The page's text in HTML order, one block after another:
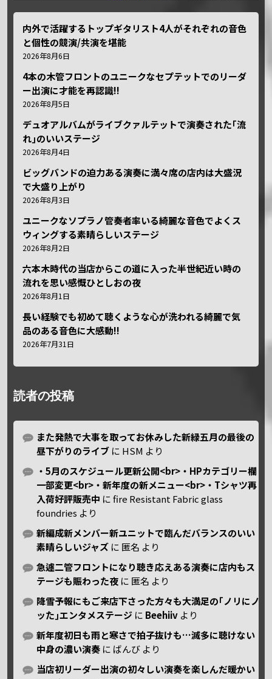
内外で活躍するトップギタリスト4人がそれぞれの音色
と個性の競演/共演を堪能
2026年8月6日
4本の木管フロントのユニークなセプテットでのリーダ
ー出演に才能を再認識!!
2026年8月5日
デュオアルバムがライブクァルテットで演奏された｢流
れ｣のいいステージ
2026年8月4日
ビッグバンドの迫力ある演奏に満々席の店内は大盛況
で大盛り上がり
2026年8月3日
ユニークなソプラノ管奏者率いる綺麗な音色でよくス
ウィングする素晴らしいステージ
2026年8月2日
六本木時代の当店からこの道に入った半世紀近い時の
流れを思い感慨ひとしおの夜
2026年8月1日
長い経験でも初めて聴くような心が洗われる綺麗で気
品のある音色に大感動!!
2026年7月31日
読者の投稿
また発熱で大事を取ってお休みした新緑五月の最後の
昼下がりのライブ に HSM より
・5月のスケジュール更新公開<br>・HPカテゴリー欄
一部変更<br>・新年度の新メニュー<br>・Tシャツ再
入荷好評販売中 にfire Resistant Fabric glass
foundries より
新編成新メンバー新ユニットで臨んだバランスのいい
素晴らしいジャズ に 匿名 より
急遽二管フロントになり聴き応えある演奏に店内もス
テージも賑わった夜 に 匿名 より
降雪予報にもご来店下さった方々も大満足の｢ノリにノ
ッた｣エンタメステージ に Beehiiv より
新年度初日も雨と寒さで拍子抜けも…滅多に聴けない
中身の濃い演奏 に ばんび より
当店初リーダー出演の初々しい演奏を楽しんだ暖かい